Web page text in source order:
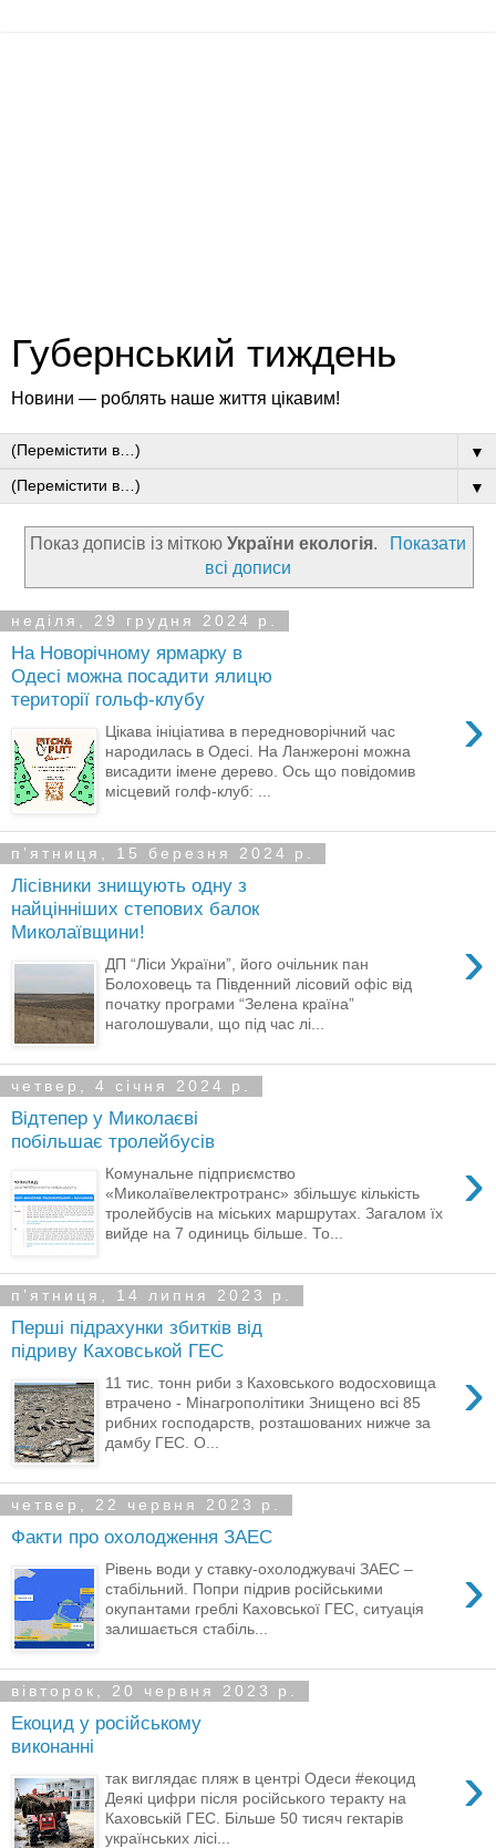
Губернський тиждень
Новини — роблять наше життя цікавим!
▼
▼
Показ дописів із міткоюУкраїни екологія.
Показати
всі дописи
неділя, 29 грудня 2024 р.
На Новорічному ярмарку в
Одесі можна посадити ялицю
території гольф-клубу
›
Цікава ініціатива в передноворічний час
народилась в Одесі. На Ланжероні можна
висадити імене дерево. Ось що повідомив
місцевий голф-клуб: ...
пʼятниця, 15 березня 2024 р.
Лісівники знищують одну з
найцінніших степових балок
Миколаївщини!
›
ДП “Ліси України”, його очільник пан
Болоховець та Південний лісовий офіс від
початку програми “Зелена країна”
наголошували, що під час лі...
четвер, 4 січня 2024 р.
Відтепер у Миколаєві
побільшає тролейбусів
›
Комунальне підприємство
«Миколаївелектротранс» збільшує кількість
тролейбусів на міських маршрутах. Загалом їх
вийде на 7 одиниць більше. То...
пʼятниця, 14 липня 2023 р.
Перші підрахунки збитків від
підриву Каховськой ГЕС
›
11 тис. тонн риби з Каховського водосховища
втрачено - Мінагрополітики Знищено всі 85
рибних господарств, розташованих нижче за
дамбу ГЕС. О...
четвер, 22 червня 2023 р.
Факти про охолодження ЗАЕС
›
Рівень води у ставку-охолоджувачі ЗАЕС –
стабільний. Попри підрив російськими
окупантами греблі Каховської ГЕС, ситуація
залишається стабіль...
вівторок, 20 червня 2023 р.
Екоцид у російському
виконанні
›
так виглядає пляж в центрі Одеси #екоцид
Деякі цифри після російського теракту на
Каховській ГЕС. Більше 50 тисяч гектарів
українських лісі...